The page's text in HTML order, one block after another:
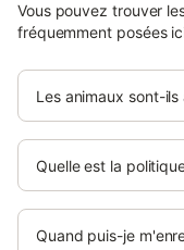
Vous pouvez trouver
fréquemment posées
Les animaux sont-ils
Quelle est la
Quand puis-je